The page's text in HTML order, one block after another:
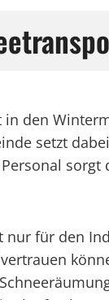
den
setzt
für den